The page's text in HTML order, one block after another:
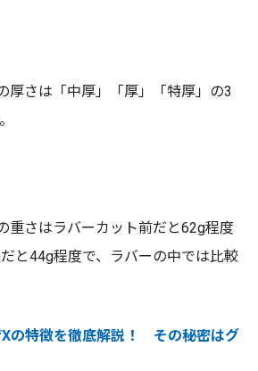
厚さは「中厚」「厚」「特厚」の3
重さはラバーカット前だと62g程度
と44g程度で、ラバーの中では比較
Xの特徴を徹底解説！ その秘密はグ